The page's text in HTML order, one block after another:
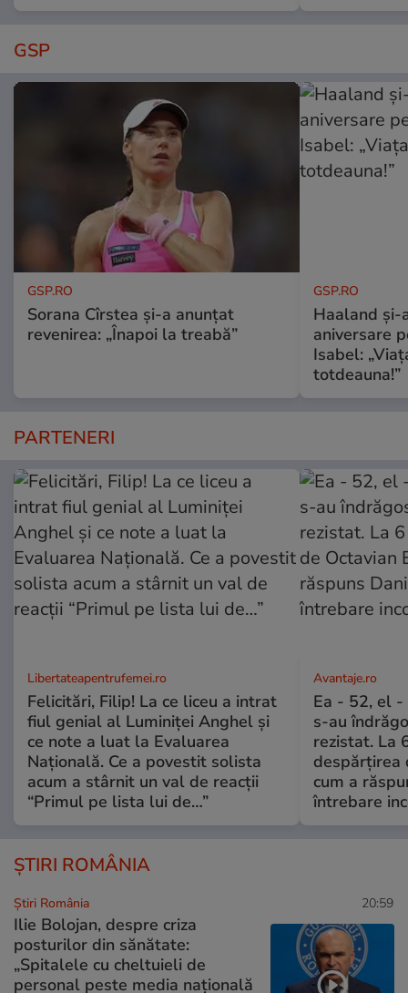
GSP
GSP.RO
Sorana Cîrstea și-a anunțat
revenirea: „Înapoi la treabă”
GSP.RO
Haaland
aniversare
Isabel:
totdeauna!”
PARTENERI
Libertateapentrufemei.ro
Felicitări, Filip! La ce liceu a intrat
fiul genial al Luminiței Anghel și
ce note a luat la Evaluarea
Națională. Ce a povestit solista
acum a stârnit un val de reacții
“Primul pe lista lui de…”
Avantaje.ro
Ea - 52, el -
s-au
rezistat. La
despărțirea
cum a
întrebare
ȘTIRI ROMÂNIA
Știri România 20:59
Ilie Bolojan, despre criza
posturilor din sănătate:
„Spitalele cu cheltuieli de
personal peste media națională